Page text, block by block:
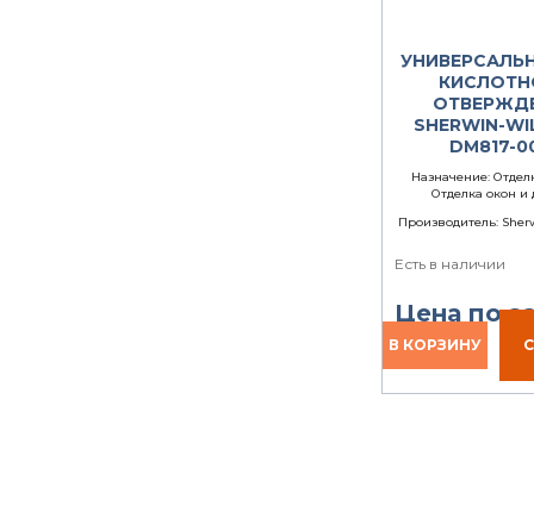
SHERWIN-
DM817-
Назначение:
Отделка окон и
Производитель:
Цена по
Есть в наличии